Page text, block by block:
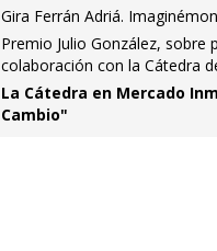
Gira Ferrán Adriá.
Premio Julio González,
colaboración con la Cátedra
La Cátedra en Mercado
Cambio"